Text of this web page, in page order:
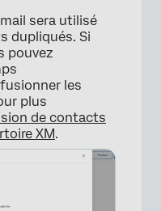
×
sera utilisé
dupliqués. Si
pouvez
les
plus
de contacts
XM.